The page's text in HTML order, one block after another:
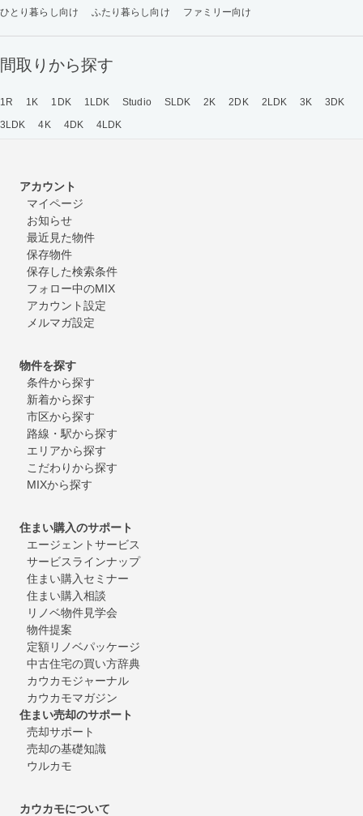
ひとり暮らし向け
ふたり暮らし向け ファミリー向け
間取りから探す
1R 1K 1DK 1LDK Studio SLDK 2K 2DK 2LDK 3K
3DK
3LDK
4K 4DK 4LDK
アカウント
マイページ
お知らせ
最近見た物件
保存物件
保存した検索条件
フォロー中のMIX
アカウント設定
メルマガ設定
物件を探す
条件から探す
新着から探す
市区から探す
路線・駅から探す
エリアから探す
こだわりから探す
MIXから探す
住まい購入のサポート
エージェントサービス
サービスラインナップ
住まい購入セミナー
住まい購入相談
リノベ物件見学会
物件提案
定額リノベパッケージ
中古住宅の買い方辞典
カウカモジャーナル
カウカモマガジン
住まい売却のサポート
売却サポート
売却の基礎知識
ウルカモ
カウカモについて